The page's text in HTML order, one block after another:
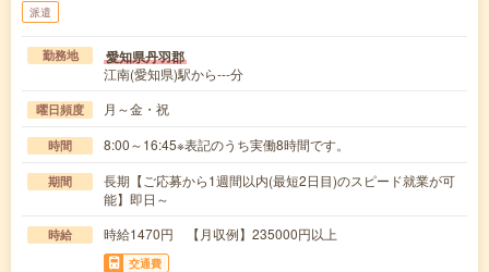
派遣
勤務地 愛知県丹羽郡
江南(愛知県)駅から---分
曜日頻度 月～金・祝
時間 8:00～16:45※表記のうち実働8時間です。
期間
長期【ご応募から1週間以内(最短2日目)のスピード就業が可
能】即日～
時給 時給1470円 【月収例】235000円以上
交通費